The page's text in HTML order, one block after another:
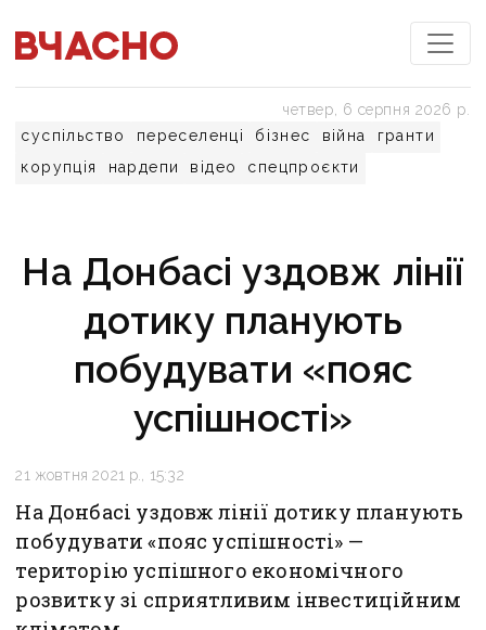
суспільство переселенці бізнес війна
гранти
корупція
нардепи відео спецпроєкти
четвер, 6 серпня 2026 р.
На Донбасі уздовж лінії
дотику планують
побудувати «пояс
успішності»
21 жовтня 2021 р., 15:32
На Донбасі уздовж лінії дотику планують
побудувати «пояс успішності» —
територію успішного економічного
розвитку зі сприятливим інвестиційним